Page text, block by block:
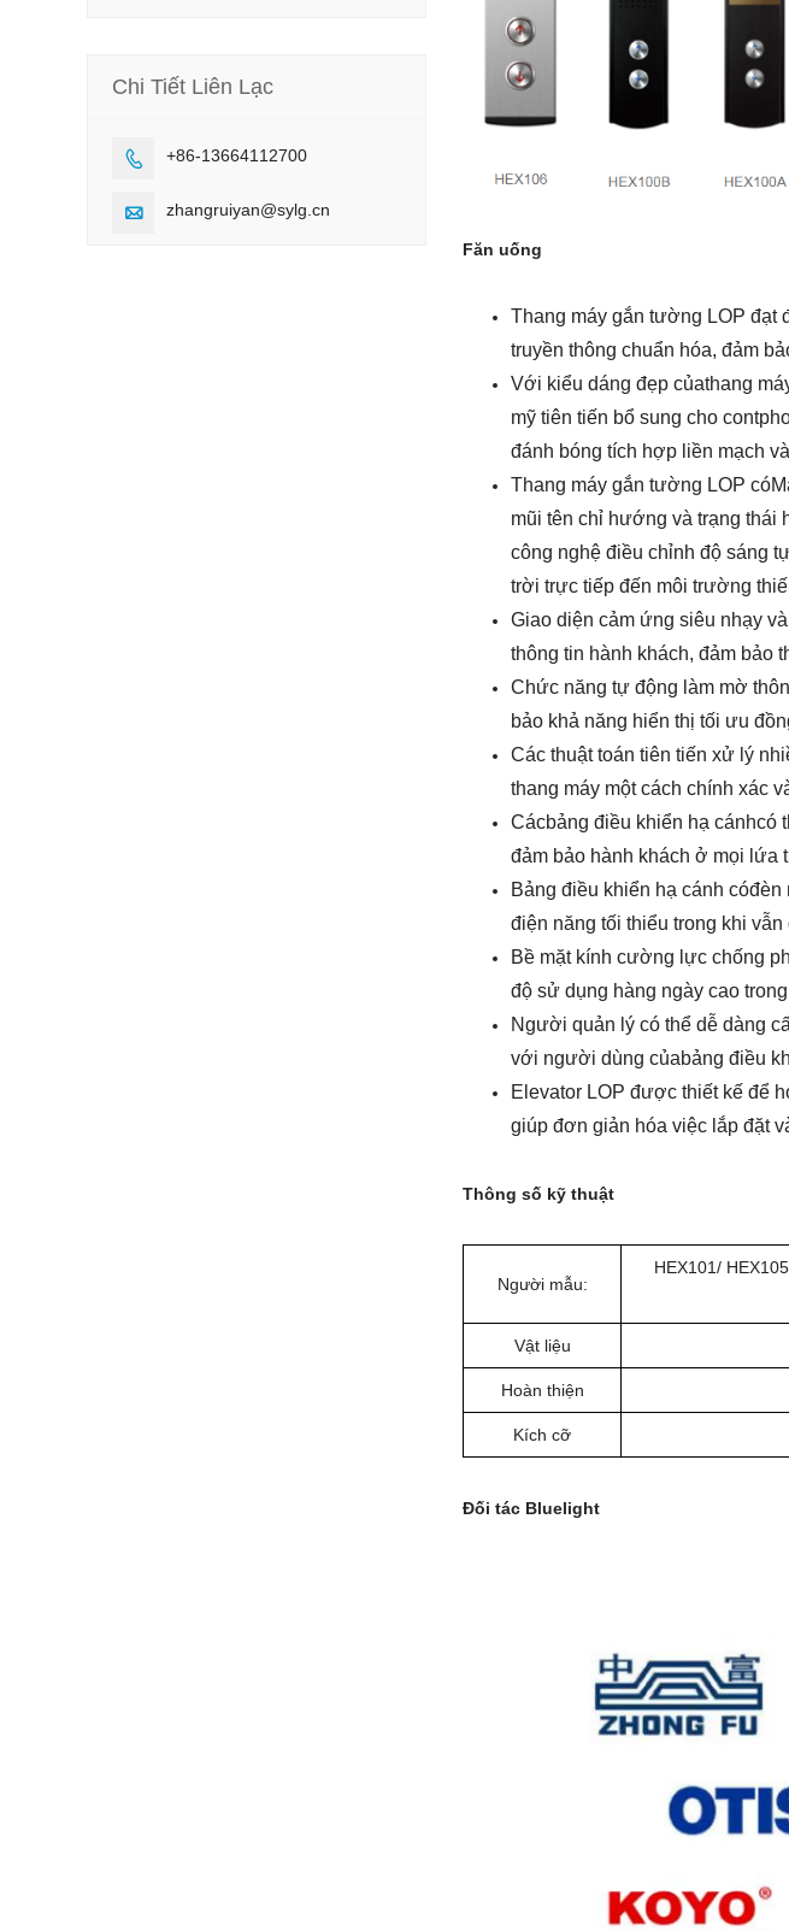
Făn uống
Thang máy gắn tường LOP đạt
truyền thông chuẩn hóa, đảm
Với kiểu dáng đẹp củathang
mỹ tiên tiến bổ sung cho cont
đánh bóng tích hợp liền mạch
Thang máy gắn tường LOP có
mũi tên chỉ hướng và trạng thái
công nghệ điều chỉnh độ sáng
trời trực tiếp đến môi trường
Giao diện cảm ứng siêu nhạy
thông tin hành khách, đảm bảo
Chức năng tự động làm mờ
bảo khả năng hiển thị tối ưu
Các thuật toán tiên tiến xử lý
thang máy một cách chính xác
Cácbảng điều khiển hạ cánhcó
đảm bảo hành khách ở mọi lứa
Bảng điều khiển hạ cánh cóđèn
điện năng tối thiểu trong khi
Bề mặt kính cường lực chống
độ sử dụng hàng ngày cao
Người quản lý có thể dễ dàng
với người dùng củabảng điều
Elevator LOP được thiết kế để
giúp đơn giản hóa việc lắp đặt
Thông số kỹ thuật
Người mẫu:
HEX101/
Vật liệu
Hoàn thiện
Kích cỡ
Đối tác Bluelight
Chi Tiết Liên Lạc
 +86-13664112700
 zhangruiyan@sylg.cn